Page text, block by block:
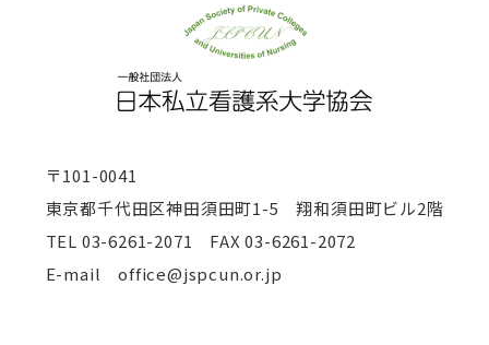
〒101-0041
東京都千代田区神田須田町1-5 翔和須田町ビル2階
TEL 03-6261-2071 FAX 03-6261-2072
E-mail office@jspcun.or.jp